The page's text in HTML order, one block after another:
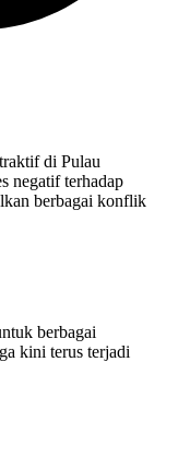
di Pulau
negatif terhadap
berbagai konflik
berbagai
kini terus terjadi